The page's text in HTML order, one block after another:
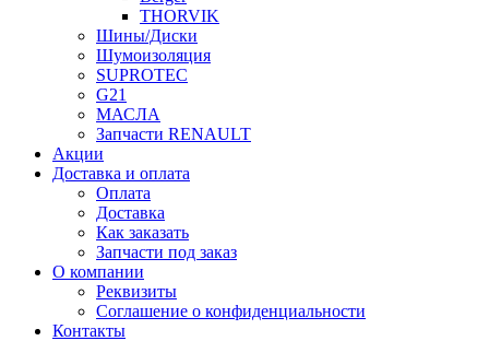
THORVIK
Шины/Диски
Шумоизоляция
SUPROTEC
G21
МАСЛА
Запчасти RENAULT
Акции
Доставка и оплата
Оплата
Доставка
Как заказать
Запчасти под заказ
О компании
Реквизиты
Соглашение о конфиденциальности
Контакты